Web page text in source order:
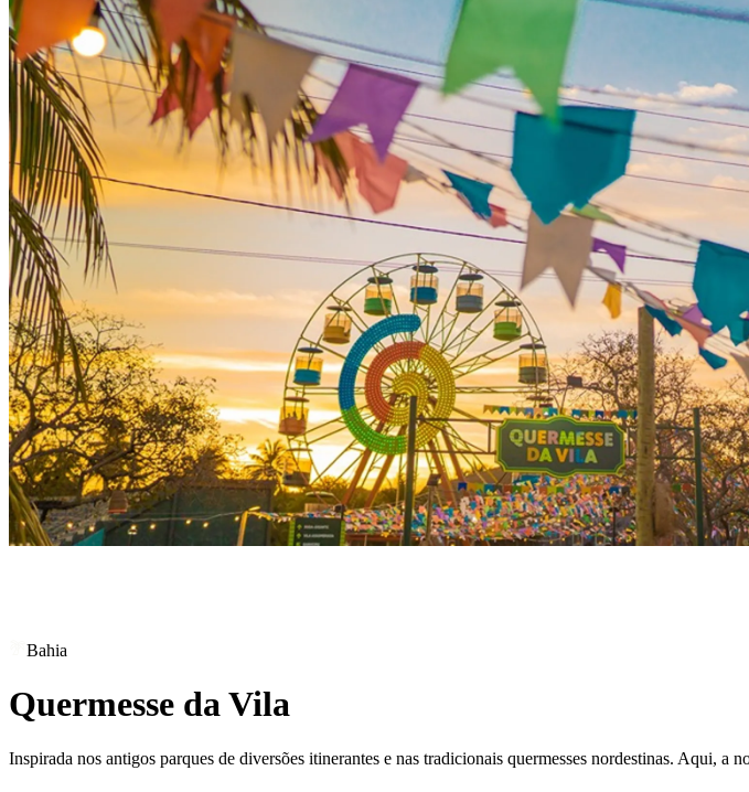
Bahia
Quermesse da Vila
Inspirada nos antigos parques de diversões itinerantes e nas tradicionais quermesses nordestinas. Aqui,